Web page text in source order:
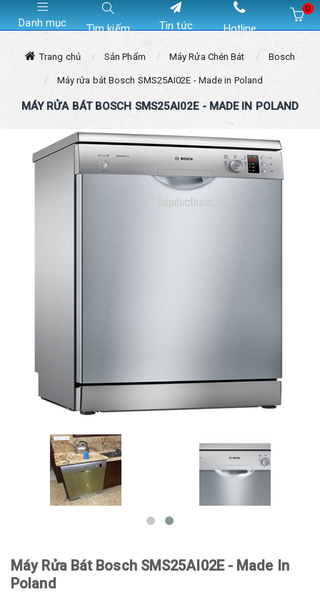
Danh mục Tìm kiếm Tin tức Hotline
0
Trang chủ Sản Phẩm Máy Rửa Chén Bát Bosch
Máy rửa bát Bosch SMS25AI02E - Made in Poland
MÁY RỬA BÁT BOSCH SMS25AI02E - MADE IN POLAND
Máy Rửa Bát Bosch SMS25AI02E - Made In
Poland